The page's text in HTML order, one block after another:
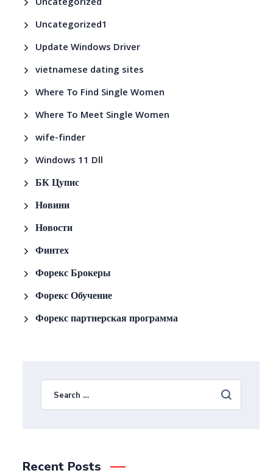
Uncategorized1
Update Windows Driver
vietnamese dating sites
Where To Find Single Women
Where To Meet Single Women
wife-finder
Windows 11 Dll
БК Цупис
Новини
Новости
Финтех
Форекс Брокеры
Форекс Обучение
Форекс партнерская программа
Recent Posts